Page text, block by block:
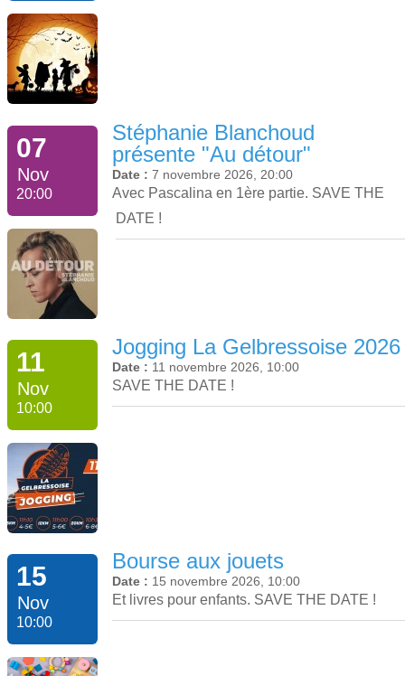
07
Nov
20:00
Stéphanie Blanchoud
présente "Au détour"
Date : 7 novembre 2026, 20:00
Avec Pascalina en 1ère partie. SAVE THE
DATE !
11
Nov
10:00
Jogging La Gelbressoise 2026
Date : 11 novembre 2026, 10:00
SAVE THE DATE !
15
Nov
10:00
Bourse aux jouets
Date : 15 novembre 2026, 10:00
Et livres pour enfants. SAVE THE DATE !